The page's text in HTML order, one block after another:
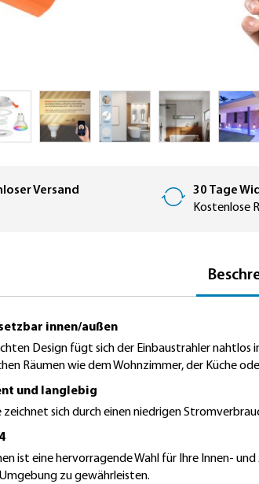
Versand
30 Tage
Kostenlose
innen/außen
Design fügt sich der Einbaustrahler
Räumen wie dem Wohnzimmer, der Küche
und langlebig
zeichnet sich durch einen niedrigen
ist eine hervorragende Wahl für Ihre Innen-
zu gewährleisten.